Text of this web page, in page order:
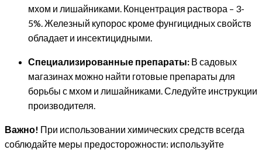
мхом и лишайниками. Концентрация раствора – 3-
5%. Железный купорос кроме фунгицидных свойств
обладает и инсектицидными.
Специализированные препараты: В садовых
магазинах можно найти готовые препараты для
борьбы с мхом и лишайниками. Следуйте инструкции
производителя.
Важно! При использовании химических средств всегда
соблюдайте меры предосторожности: используйте